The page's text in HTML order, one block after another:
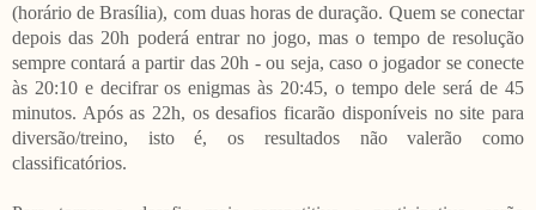
(horário de Brasília), com duas horas de duração. Quem se conectar
depois das 20h poderá entrar no jogo, mas o tempo de resolução
sempre contará a partir das 20h - ou seja, caso o jogador se conecte
às 20:10 e decifrar os enigmas às 20:45, o tempo dele será de 45
minutos. Após as 22h, os desafios ficarão disponíveis no site para
diversão/treino, isto é, os resultados não valerão como
classificatórios.